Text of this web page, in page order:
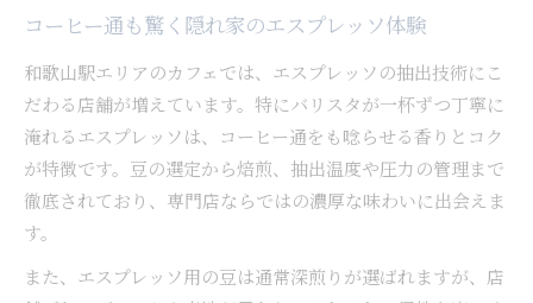
コーヒー通も驚く隠れ家のエスプレッソ体験
和歌山駅エリアのカフェでは、エスプレッソの抽出技術にこ
だわる店舗が増えています。特にバリスタが一杯ずつ丁寧に
淹れるエスプレッソは、コーヒー通をも唸らせる香りとコク
が特徴です。豆の選定から焙煎、抽出温度や圧力の管理まで
徹底されており、専門店ならではの濃厚な味わいに出会えま
す。
また、エスプレッソ用の豆は通常深煎りが選ばれますが、店